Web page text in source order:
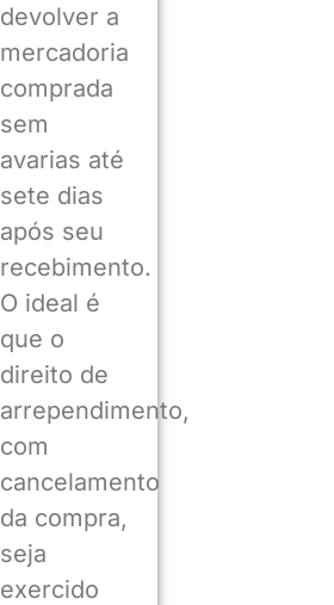
devolver a
mercadoria
comprada
sem
avarias até
sete dias
após seu
recebimento.
O ideal é
que o
direito de
arrependimento,
com
cancelamento
da compra,
seja
exercido